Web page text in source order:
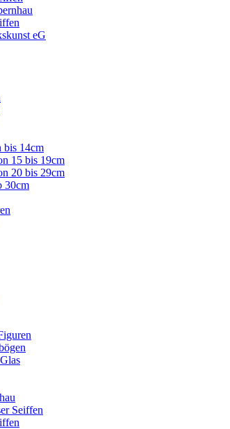
eG
bis 14cm
15 bis 19cm
20 bis 29cm
30cm
Seiffen